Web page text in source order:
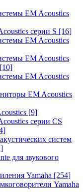
EM Acoustics
серии S [16]
EM Acoustics
EM Acoustics
[10]
EM Acoustics
EM Acoustics
[9]
серии CS
систем
для звукового
Yamaha [254]
Yamaha